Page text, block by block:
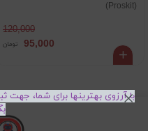
(Proskit)
120,000
95,000 تومان
با آرزوی بهترینها برای شما،